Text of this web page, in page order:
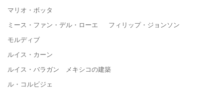
マリオ・ボッタ
ミース・ファン・デル・ローエ フィリップ・ジョンソン
モルディブ
ルイス・カーン
ルイス・バラガン メキシコの建築
ル・コルビジェ